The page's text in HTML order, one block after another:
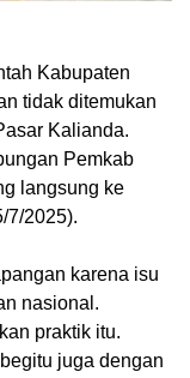
Kabupaten
tidak ditemukan
Kalianda.
Pemkab
langsung ke
7/2025).
karena isu
nasional.
praktik itu.
juga dengan